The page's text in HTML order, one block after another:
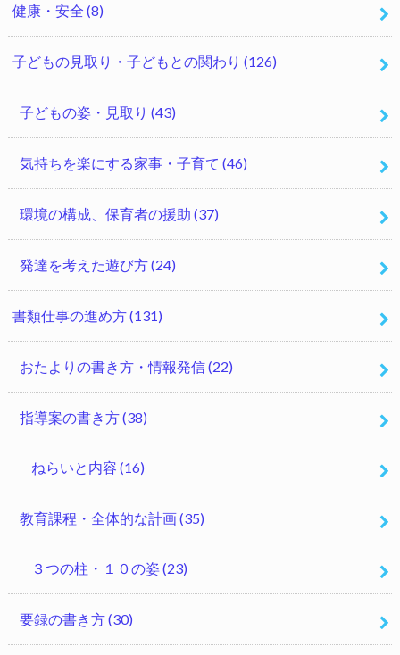
健康・安全 (8)
子どもの見取り・子どもとの関わり (126)
子どもの姿・見取り (43)
気持ちを楽にする家事・子育て (46)
環境の構成、保育者の援助 (37)
発達を考えた遊び方(24)
書類仕事の進め方(131)
おたよりの書き方・情報発信(22)
指導案の書き方(38)
ねらいと内容 (16)
教育課程・全体的な計画(35)
３つの柱・１０の姿(23)
要録の書き方(30)